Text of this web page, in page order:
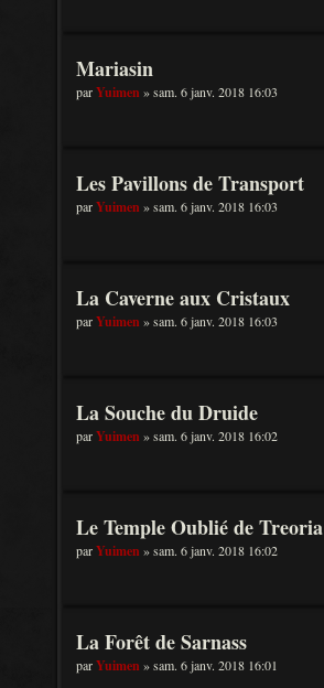
Mariasin
parYuimen» sam. 6 janv. 2018 16:03
Les Pavillons de Transport
parYuimen» sam. 6 janv. 2018 16:03
La Caverne aux Cristaux
parYuimen» sam. 6 janv. 2018 16:03
La Souche du Druide
parYuimen» sam. 6 janv. 2018 16:02
Le Temple Oublié de Treoria
parYuimen» sam. 6 janv. 2018 16:02
La Forêt de Sarnass
parYuimen» sam. 6 janv. 2018 16:01